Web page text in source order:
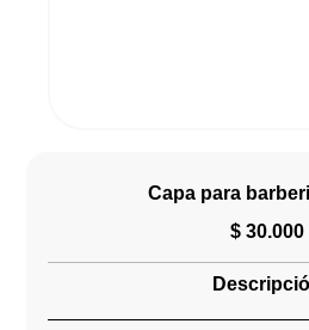
Capa para
$ 30.000